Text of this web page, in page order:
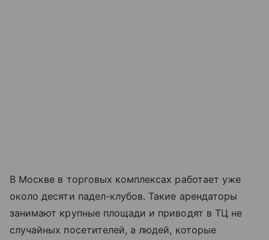
В Москве в торговых комплексах работает уже
около десяти падел-клубов. Такие арендаторы
занимают крупные площади и приводят в ТЦ не
случайных посетителей, а людей, которые